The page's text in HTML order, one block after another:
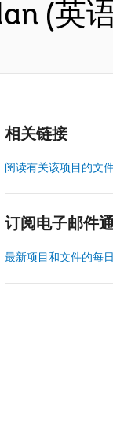
(英
相关链接
阅读有关该项目的文
订阅电子邮件
最新项目和文件的每